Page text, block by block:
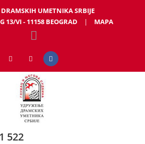
UMETNIKA SRBIJE
13/VI - 11158 BEOGRAD
| MAPA
522